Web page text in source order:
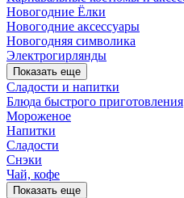
Новогодние Ёлки
Новогодние аксессуары
Новогодняя символика
Электрогирлянды
Показать еще
Сладости и напитки
Блюда быстрого приготовления
Мороженое
Напитки
Сладости
Снэки
Чай, кофе
Показать еще